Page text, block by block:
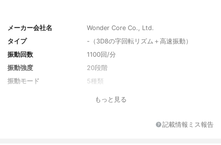
メーカー会社名
Wonder Core Co., Ltd.
タイプ
-（3D8の字回転リズム＋高速振動）
振動回数
1100回/分
振動強度
20段階
振動モード
5種類
もっと見る
記載情報ミス報告